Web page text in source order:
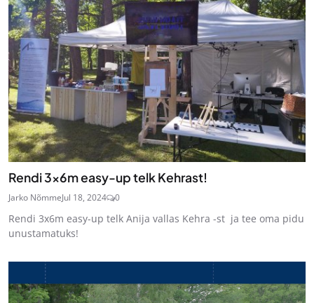
Rendi 3x6m easy-up telk Kehrast!
Jarko NõmmeJul 18, 2024 0
Rendi 3x6m easy-up telk Anija vallas Kehra -st ja tee oma pidu
unustamatuks!